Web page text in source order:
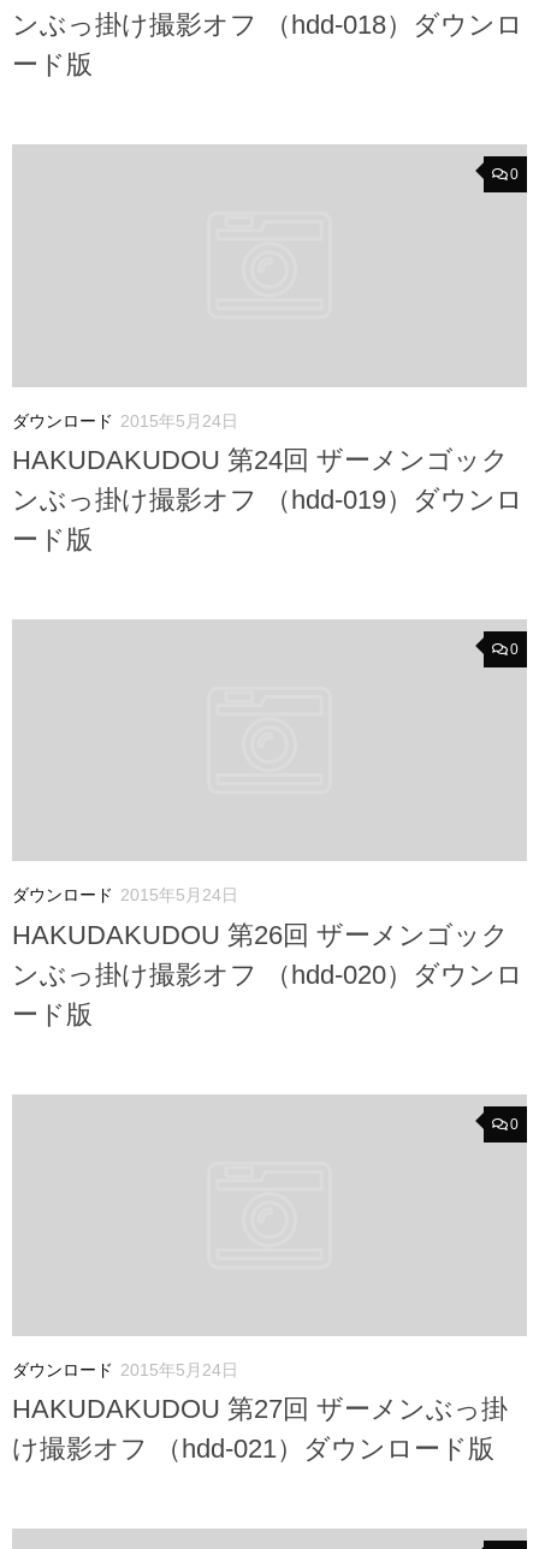
ンぶっ掛け撮影オフ （hdd-018）ダウンロ
ード版
0
ダウンロード 2015年5月24日
HAKUDAKUDOU 第24回 ザーメンゴック
ンぶっ掛け撮影オフ （hdd-019）ダウンロ
ード版
0
ダウンロード 2015年5月24日
HAKUDAKUDOU 第26回 ザーメンゴック
ンぶっ掛け撮影オフ （hdd-020）ダウンロ
ード版
0
ダウンロード 2015年5月24日
HAKUDAKUDOU 第27回 ザーメンぶっ掛
け撮影オフ （hdd-021）ダウンロード版